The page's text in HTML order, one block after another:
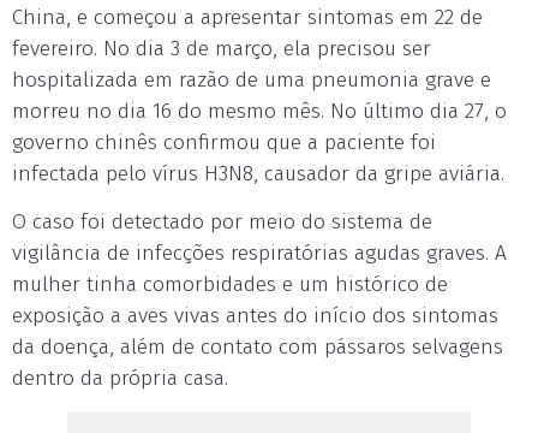
China, e começou a apresentar sintomas em 22 de
fevereiro. No dia 3 de março, ela precisou ser
hospitalizada em razão de uma pneumonia grave e
morreu no dia 16 do mesmo mês. No último dia 27, o
governo chinês confirmou que a paciente foi
infectada pelo vírus H3N8, causador da gripe aviária.
O caso foi detectado por meio do sistema de
vigilância de infecções respiratórias agudas graves. A
mulher tinha comorbidades e um histórico de
exposição a aves vivas antes do início dos sintomas
da doença, além de contato com pássaros selvagens
dentro da própria casa.